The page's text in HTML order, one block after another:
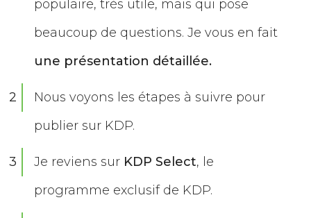
populaire, très utile, mais qui pose
beaucoup de questions. Je vous en fait
une présentation détaillée.
2
Nous voyons les étapes à suivre pour
publier sur KDP.
3 Je reviens sur KDP Select, le
programme exclusif de KDP.